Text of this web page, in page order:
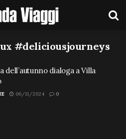
#deliciousjourneys
dell’autunno dialoga a Villa
06/11/2024 0